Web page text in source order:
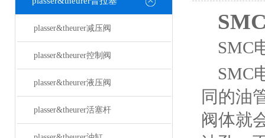
plasser&theurer减压阀
plasser&theurer控制阀
plasser&theurer液压阀
plasser&theurer活塞杆
SMC
SMC
同的油
阀体就